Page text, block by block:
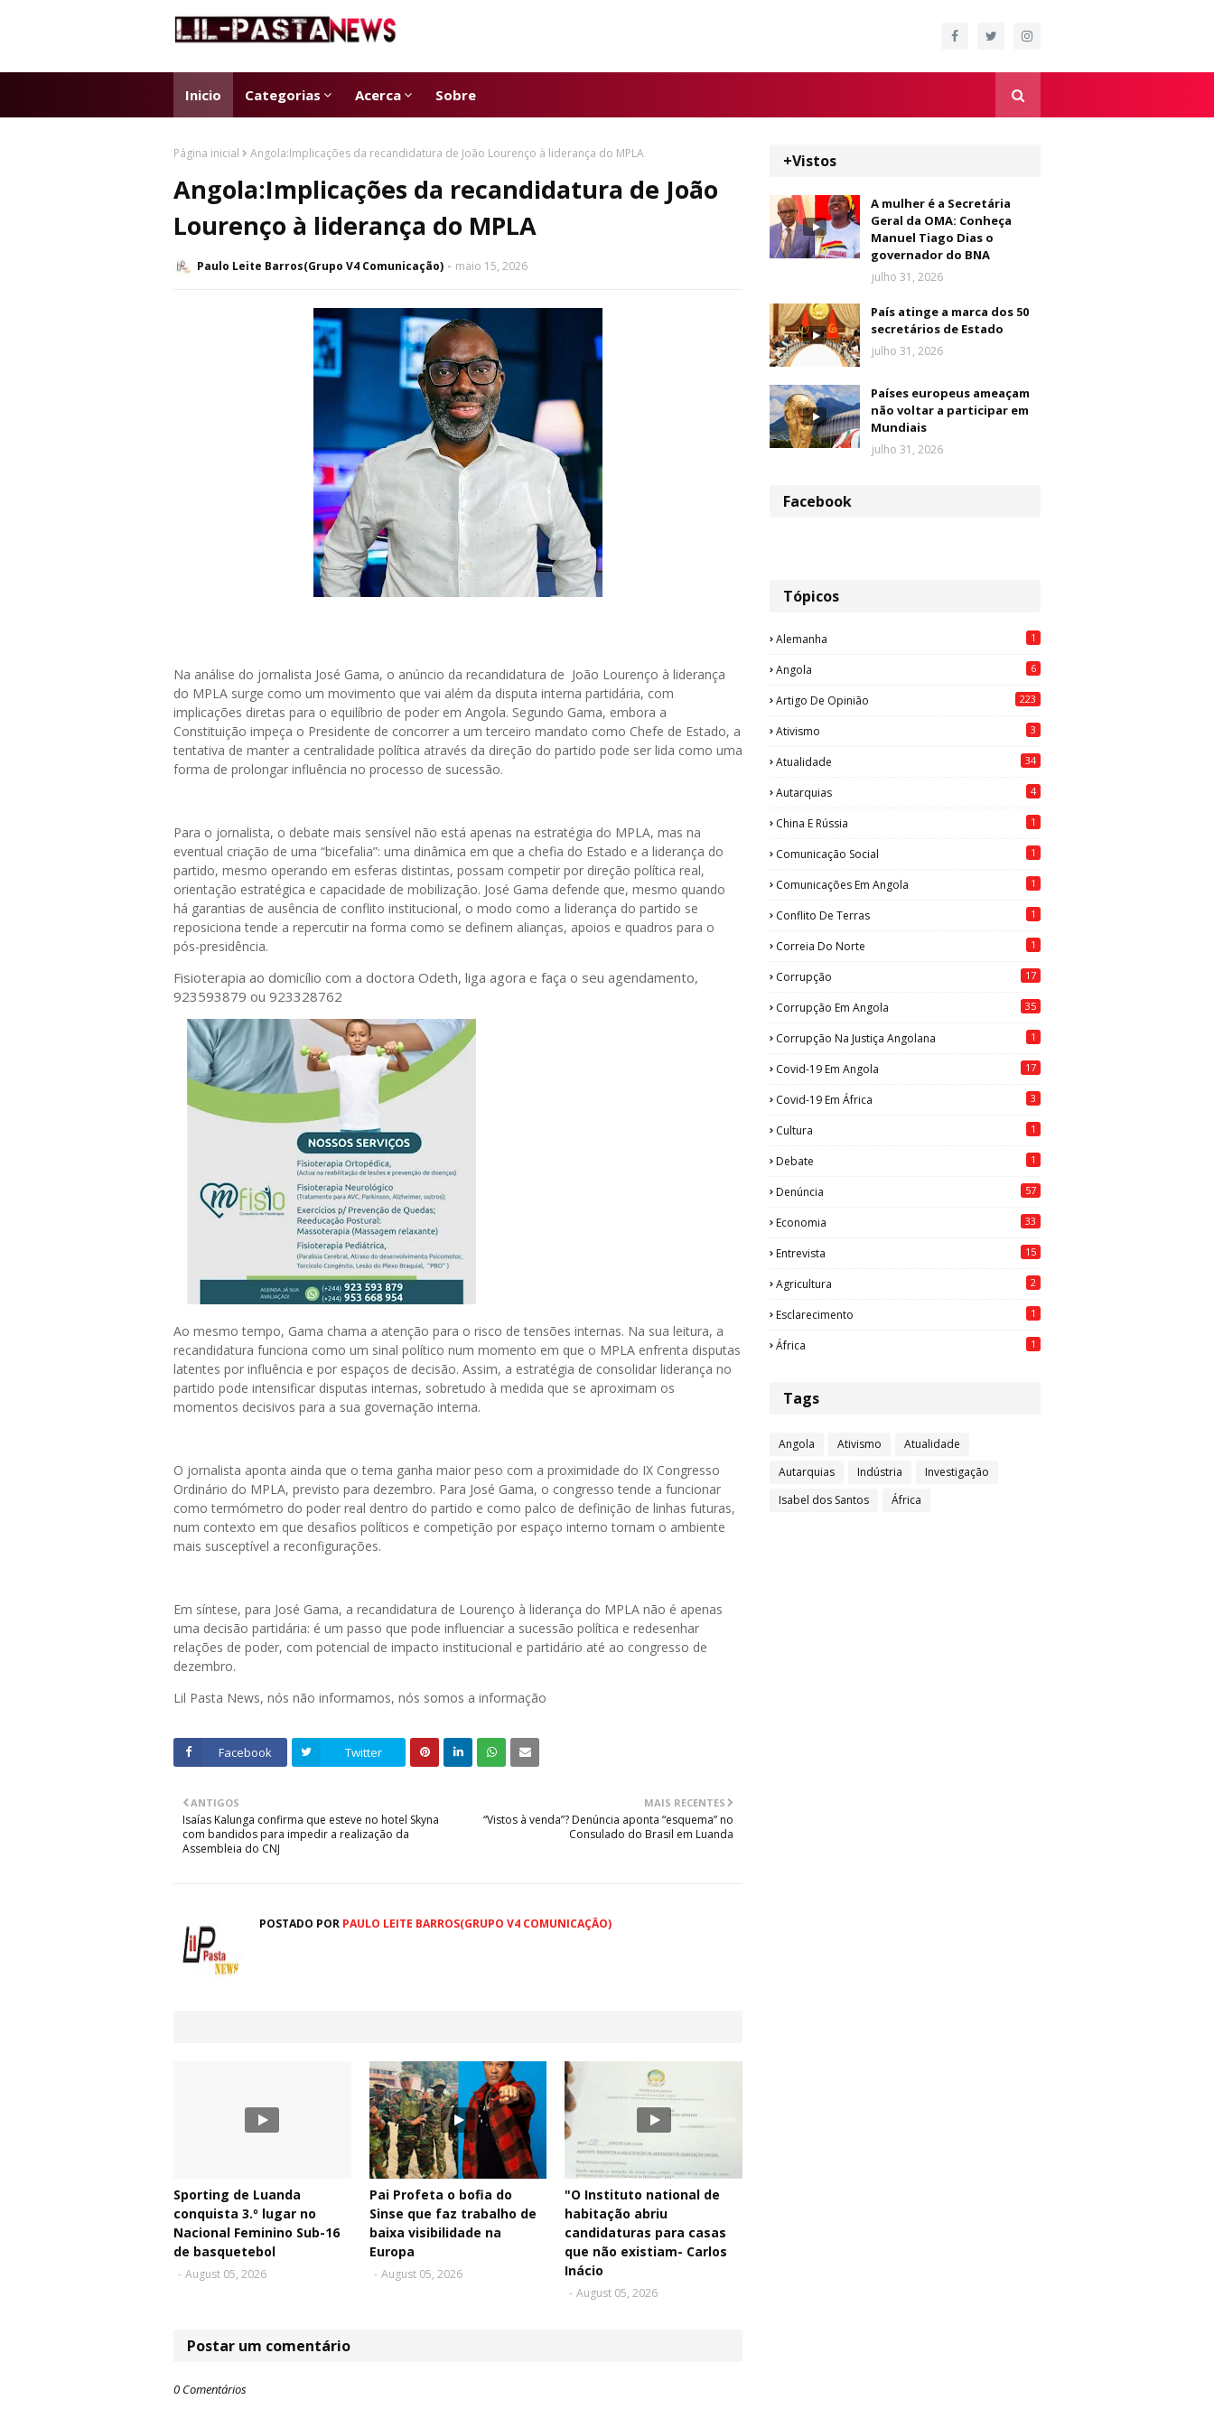
Inicio Categorias Acerca Sobre
Página inicial Angola:Implicações da recandidatura de João Lourenço à liderança do MPLA
Angola:Implicações da recandidatura de João
Lourenço à liderança do MPLA
Paulo Leite Barros(Grupo V4 Comunicação) maio 15, 2026
Na análise do jornalista José Gama, o anúncio da recandidatura de João Lourenço à liderança
do MPLA surge como um movimento que vai além da disputa interna partidária, com
implicações diretas para o equilíbrio de poder em Angola. Segundo Gama, embora a
Constituição impeça o Presidente de concorrer a um terceiro mandato como Chefe de Estado, a
tentativa de manter a centralidade política através da direção do partido pode ser lida como uma
forma de prolongar influência no processo de sucessão.
Para o jornalista, o debate mais sensível não está apenas na estratégia do MPLA, mas na
eventual criação de uma “bicefalia”: uma dinâmica em que a chefia do Estado e a liderança do
partido, mesmo operando em esferas distintas, possam competir por direção política real,
orientação estratégica e capacidade de mobilização. José Gama defende que, mesmo quando
há garantias de ausência de conflito institucional, o modo como a liderança do partido se
reposiciona tende a repercutir na forma como se definem alianças, apoios e quadros para o
pós-presidência.
Fisioterapia ao domicílio com a doctora Odeth, liga agora e faça o seu agendamento,
923593879 ou 923328762
Ao mesmo tempo, Gama chama a atenção para o risco de tensões internas. Na sua leitura, a
recandidatura funciona como um sinal político num momento em que o MPLA enfrenta disputas
latentes por influência e por espaços de decisão. Assim, a estratégia de consolidar liderança no
partido pode intensificar disputas internas, sobretudo à medida que se aproximam os
momentos decisivos para a sua governação interna.
O jornalista aponta ainda que o tema ganha maior peso com a proximidade do IX Congresso
Ordinário do MPLA, previsto para dezembro. Para José Gama, o congresso tende a funcionar
como termómetro do poder real dentro do partido e como palco de definição de linhas futuras,
num contexto em que desafios políticos e competição por espaço interno tornam o ambiente
mais susceptível a reconfigurações.
Em síntese, para José Gama, a recandidatura de Lourenço à liderança do MPLA não é apenas
uma decisão partidária: é um passo que pode influenciar a sucessão política e redesenhar
relações de poder, com potencial de impacto institucional e partidário até ao congresso de
dezembro.
Lil Pasta News, nós não informamos, nós somos a informação
Facebook Twitter
MAIS RECENTES
“Vistos à venda”? Denúncia aponta “esquema” no
Consulado do Brasil em Luanda
ANTIGOS
Isaías Kalunga confirma que esteve no hotel Skyna
com bandidos para impedir a realização da
Assembleia do CNJ
POSTADO POR PAULO LEITE BARROS(GRUPO V4 COMUNICAÇÃO)
Sporting de Luanda
conquista 3.º lugar no
Nacional Feminino Sub-16
de basquetebol
- August 05, 2026
Pai Profeta o bofia do
Sinse que faz trabalho de
baixa visibilidade na
Europa
- August 05, 2026
"O Instituto national de
habitação abriu
candidaturas para casas
que não existiam- Carlos
Inácio
- August 05, 2026
Postar um comentário
0 Comentários
+Vistos
A mulher é a Secretária
Geral da OMA: Conheça
Manuel Tiago Dias o
governador do BNA
julho 31, 2026
País atinge a marca dos 50
secretários de Estado
julho 31, 2026
Países europeus ameaçam
não voltar a participar em
Mundiais
julho 31, 2026
Facebook
Tópicos
Alemanha 1
Angola 6
Artigo De Opinião 223
Ativismo 3
Atualidade 34
Autarquias 4
China E Rússia 1
Comunicação Social 1
Comunicações Em Angola 1
Conflito De Terras 1
Correia Do Norte 1
Corrupção 17
Corrupção Em Angola 35
Corrupção Na Justiça Angolana 1
Covid-19 Em Angola 17
Covid-19 Em África 3
Cultura 1
Debate 1
Denúncia 57
Economia 33
Entrevista 15
Agricultura 2
Esclarecimento 1
África 1
Tags
Angola Ativismo
Atualidade
Autarquias
Indústria
Investigação
Isabel dos Santos
África